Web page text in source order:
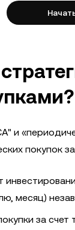
и
покупок
месяц)
за